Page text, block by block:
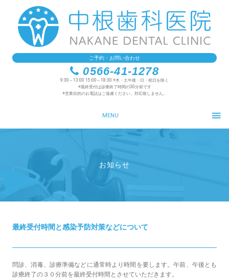
ご予約・お問い合わせ
0566-41-1278
9:30～13:00 15:00～18:30 ※木・土午後・日・祝日を除く
※最終受付は診療終了時間の30分前です
※営業目的のお電話はご遠慮ください。対応致しません。
MENU
お知らせ
最終受付時間と感染予防対策などについて
問診、消毒、診療準備などに通常時より時間を要します。午前、午後とも
診療終了の３０分前を最終受付時間とさせていただきます。